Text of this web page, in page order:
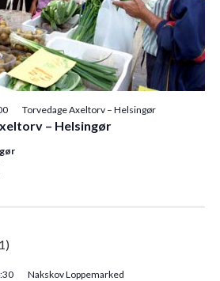
– Helsingør
Torvedage Axeltorv – Helsingør
Nakskov Loppemarked